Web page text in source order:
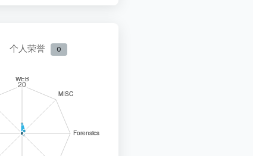
个人荣誉 0